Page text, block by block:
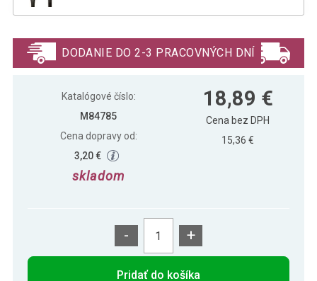
LED, 4 ks
DODANIE DO 2-3 PRACOVNÝCH DNÍ
Katalógové číslo:
M84785
Cena dopravy od:
3,20 €
skladom
18,89 €
Cena bez DPH
15,36 €
- +
Pridať do košíka